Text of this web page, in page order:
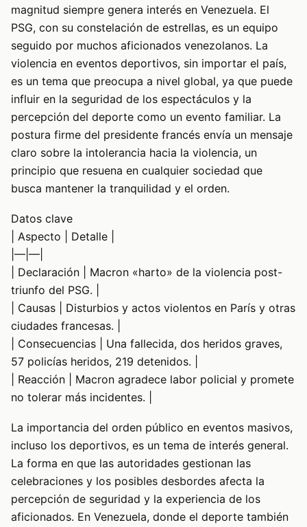
magnitud siempre genera interés en Venezuela. El
PSG, con su constelación de estrellas, es un equipo
seguido por muchos aficionados venezolanos. La
violencia en eventos deportivos, sin importar el país,
es un tema que preocupa a nivel global, ya que puede
influir en la seguridad de los espectáculos y la
percepción del deporte como un evento familiar. La
postura firme del presidente francés envía un mensaje
claro sobre la intolerancia hacia la violencia, un
principio que resuena en cualquier sociedad que
busca mantener la tranquilidad y el orden.
Datos clave
| Aspecto | Detalle |
|—|—|
| Declaración | Macron «harto» de la violencia post-
triunfo del PSG. |
| Causas | Disturbios y actos violentos en París y otras
ciudades francesas. |
| Consecuencias | Una fallecida, dos heridos graves,
57 policías heridos, 219 detenidos. |
| Reacción | Macron agradece labor policial y promete
no tolerar más incidentes. |
La importancia del orden público en eventos masivos,
incluso los deportivos, es un tema de interés general.
La forma en que las autoridades gestionan las
celebraciones y los posibles desbordes afecta la
percepción de seguridad y la experiencia de los
aficionados. En Venezuela, donde el deporte también